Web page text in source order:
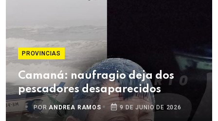
PROVINCIAS
Camaná: naufragio deja dos
pescadores desaparecidos
PORANDREA RAMOS 9 DE JUNIO DE 2026